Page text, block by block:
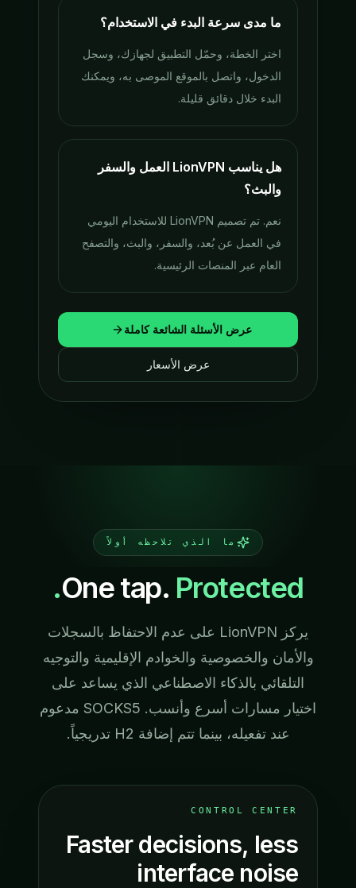
ما مدى سرعة البدء في الاستخدام؟
اختر الخطة، وحمّل التطبيق لجهازك، وسجل
الدخول، واتصل بالموقع الموصى به، ويمكنك
البدء خلال دقائق قليلة.
هل يناسب LionVPN العمل والسفر
والبث؟
نعم. تم تصميم LionVPN للاستخدام اليومي
في العمل عن بُعد، والسفر، والبث، والتصفح
العام عبر المنصات الرئيسية.
عرض الأسئلة الشائعة كاملة
عرض الأسعار
ما الذي تلاحظه أولاً
One tap.Protected.
يركز LionVPN على عدم الاحتفاظ بالسجلات
والأمان والخصوصية والخوادم الإقليمية والتوجيه
التلقائي بالذكاء الاصطناعي الذي يساعد على
اختيار مسارات أسرع وأنسب. SOCKS5 مدعوم
عند تفعيله، بينما تتم إضافة H2 تدريجياً.
CONTROL CENTER
Faster decisions, less
interface noise